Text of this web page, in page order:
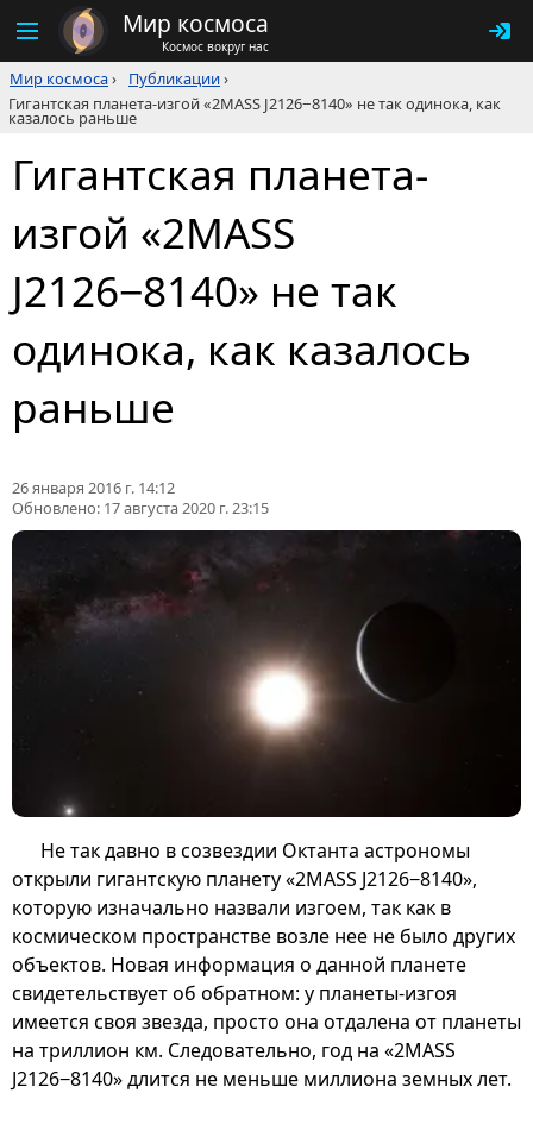
Мир космоса
Космос вокруг нас
Мир космоса› Публикации›
Гигантская планета-изгой «2MASS J2126−8140» не так одинока, как
казалось раньше
Гигантская планета-
изгой «2MASS
J2126−8140» не так
одинока, как казалось
раньше
26 января 2016 г. 14:12
Обновлено: 17 августа 2020 г. 23:15
Не так давно в созвездии Октанта астрономы
открыли гигантскую планету «2MASS J2126−8140»,
которую изначально назвали изгоем, так как в
космическом пространстве возле нее не было других
объектов. Новая информация о данной планете
свидетельствует об обратном: у планеты-изгоя
имеется своя звезда, просто она отдалена от планеты
на триллион км. Следовательно, год на «2MASS
J2126−8140» длится не меньше миллиона земных лет.